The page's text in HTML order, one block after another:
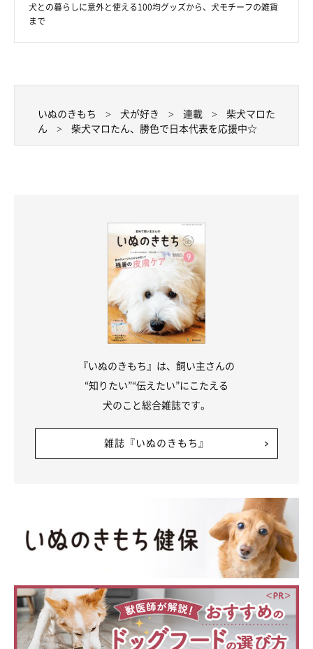
犬との暮らしに意外と使える100均グッズから、犬モチーフの雑貨
まで
いぬのきもち 犬が好き 連載
柴犬マロた
ん
柴犬マロたん、勝色で日本代表を応援中☆
『いぬのきもち』は、飼い主さんの
“知りたい”“伝えたい”にこたえる
犬のこと総合雑誌です。
雑誌『いぬのきもち』